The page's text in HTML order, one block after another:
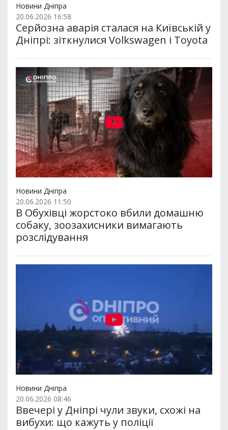
Новини Дніпра
20.06.2026 16:58
Серйозна аварія сталася на Київській у
Дніпрі: зіткнулися Volkswagen і Toyota
Новини Дніпра
20.06.2026 11:50
В Обухівці жорстоко вбили домашню
собаку, зоозахисники вимагають
розслідування
Новини Дніпра
20.06.2026 08:46
Ввечері у Дніпрі чули звуки, схожі на
вибухи: що кажуть у поліції